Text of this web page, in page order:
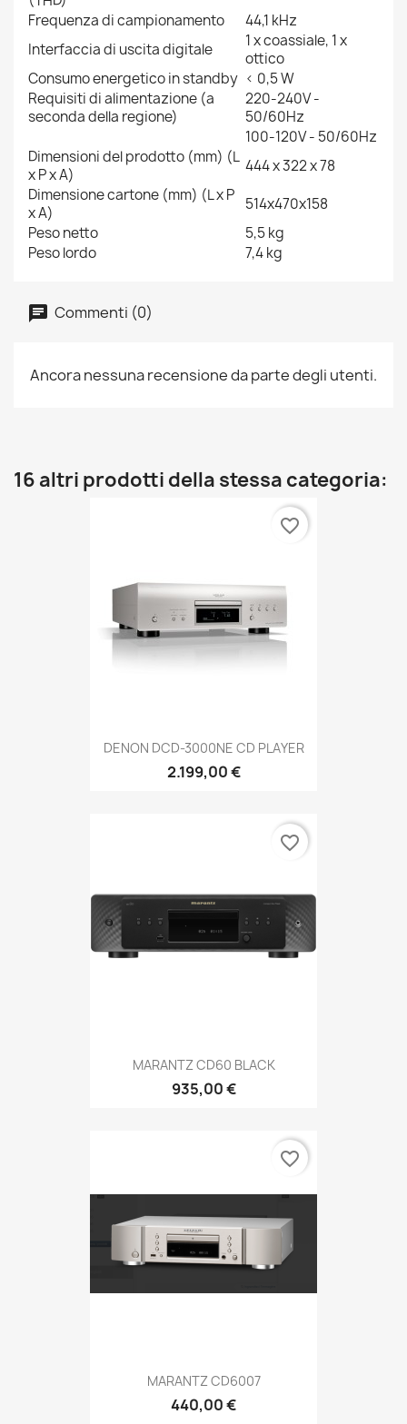
Frequenza di campionamento
44,1 kHz
Interfaccia di uscita digitale
1 x coassiale, 1 x
ottico
Consumo energetico in standby < 0,5 W
Requisiti di alimentazione (a
seconda della regione)
220-240V -
50/60Hz
100-120V - 50/60Hz
Dimensioni del prodotto (mm) (L
x P x A)
444 x 322 x 78
Dimensione cartone (mm) (L x P
x A)
514x470x158
Peso netto
5,5 kg
Peso lordo
7,4 kg
Commenti (0)
Ancora nessuna recensione da parte degli utenti.
16 altri prodotti della stessa categoria:
DENON DCD-3000NE CD PLAYER
2.199,00 €
favorite_border
MARANTZ CD60 BLACK
935,00 €
favorite_border
MARANTZ CD6007
440,00 €
favorite_border